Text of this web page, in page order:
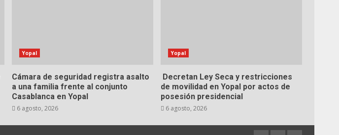
Yopal
Cámara de seguridad registra asalto
a una familia frente al conjunto
Casablanca en Yopal
6 agosto, 2026
Yopal
Decretan Ley Seca y restricciones
de movilidad en Yopal por actos de
posesión presidencial
6 agosto, 2026